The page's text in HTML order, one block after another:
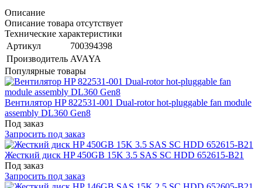
Описание
Описание товара отсутствует
Технические характеристики
Артикул
700394398
Производитель AVAYA
Популярные товары
Вентилятор HP 822531-001 Dual-rotor hot-pluggable fan module
assembly DL360 Gen8
Под заказ
Запросить под заказ
Жесткий диск HP 450GB 15K 3.5 SAS SC HDD 652615-B21
Под заказ
Запросить под заказ